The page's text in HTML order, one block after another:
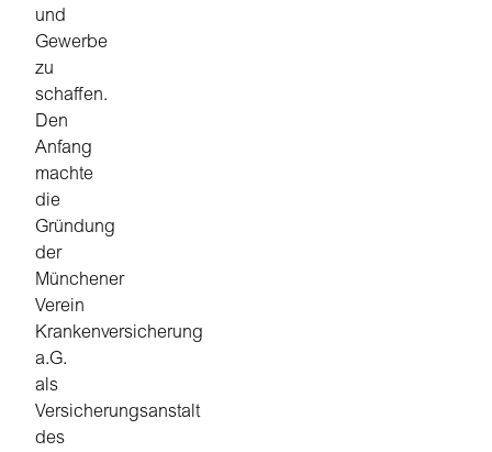
und
Gewerbe
zu
schaffen.
Den
Anfang
machte
die
Gründung
der
Münchener
Verein
Krankenversicherung
a.G.
als
Versicherungsanstalt
des